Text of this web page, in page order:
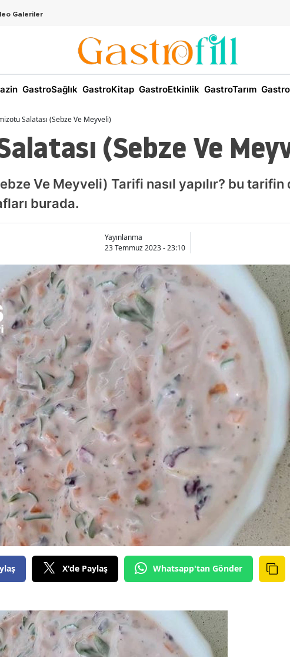
Galeriler
GastroSağlık GastroKitap GastroEtkinlik GastroTarım
Salatası (Sebze Ve Meyveli)
(Sebze Ve
Ve Meyveli) Tarifi nasıl yapılır? bu tarifin
burada.
Yayınlanma
23 Temmuz 2023 - 23:10
X'de Paylaş Whatsapp'tan Gönder